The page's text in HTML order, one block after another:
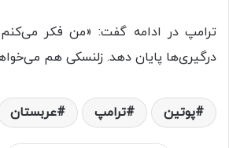
ترامپ در ادامه گفت: «من فکر
درگیری‌ها پایان دهد. زلنسکی هم
پوتین ترامپ عربستان